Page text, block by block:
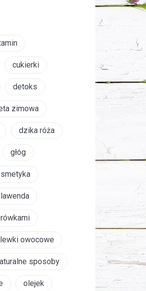
cukierki
detoks
zimowa
dzika róża
głóg
lawenda
owocowe
sposoby
olejek